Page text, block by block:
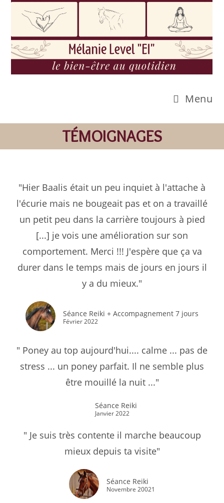
Menu
TÉMOIGNAGES
"Hier Baalis était un peu inquiet à l'attache à
l'écurie mais ne bougeait pas et on a travaillé
un petit peu dans la carrière toujours à pied
[...] je vois une amélioration sur son
comportement. Merci !!! J'espère que ça va
durer dans le temps mais de jours en jours il
y a du mieux."
Séance Reiki + Accompagnement 7 jours
Février 2022
" Poney au top aujourd'hui.... calme ... pas de
stress ... un poney parfait. Il ne semble plus
être mouillé la nuit ..."
Séance Reiki
Janvier 2022
" Je suis très contente il marche beaucoup
mieux depuis ta visite"
Séance Reiki
Novembre 20021